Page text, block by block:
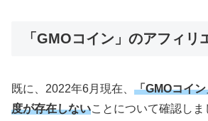
「GMOコイン」のアフィリ
既に、2022年6月現在、 「GMOコイ
度が存在しないことについて確認しま